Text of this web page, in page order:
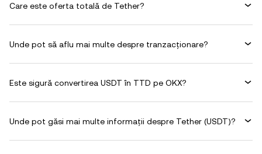
Care este oferta totală de Tether?
Unde pot să aflu mai multe despre tranzacționare?
Este sigură convertirea USDT în TTD pe OKX?
Unde pot găsi mai multe informații despre Tether (USDT)?